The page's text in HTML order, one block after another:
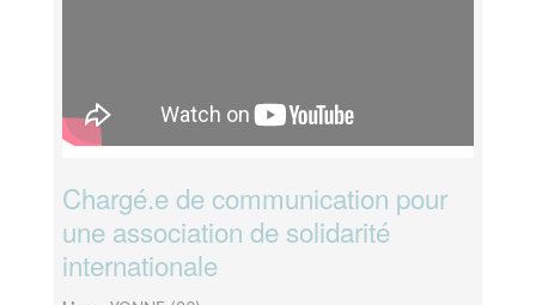
Chargé.e de communication pour
une association de solidarité
internationale